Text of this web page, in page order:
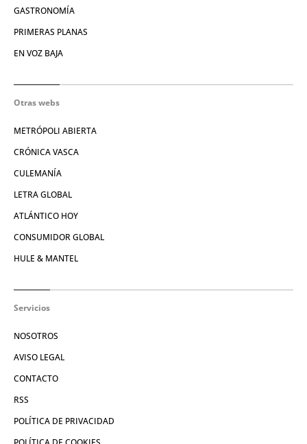
GASTRONOMÍA
PRIMERAS PLANAS
EN VOZ BAJA
Otras webs
METRÓPOLI ABIERTA
CRÓNICA VASCA
CULEMANÍA
LETRA GLOBAL
ATLÁNTICO HOY
CONSUMIDOR GLOBAL
HULE & MANTEL
Servicios
NOSOTROS
AVISO LEGAL
CONTACTO
RSS
POLÍTICA DE PRIVACIDAD